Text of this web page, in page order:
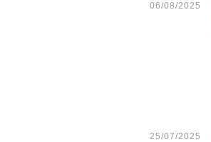
06/08/2025
25/07/2025